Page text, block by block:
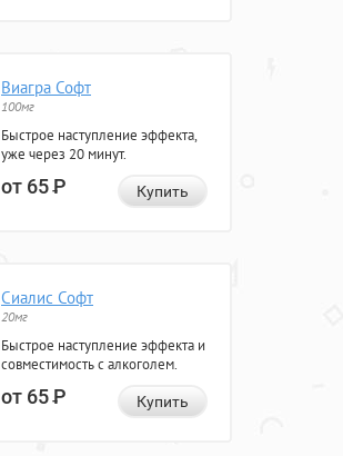
Виагра Софт
100мг
Быстрое наступление эффекта,
уже через 20 минут.
от 65Р Купить
Сиалис Софт
20мг
Быстрое наступление эффекта и
совместимость с алкоголем.
от 65Р Купить